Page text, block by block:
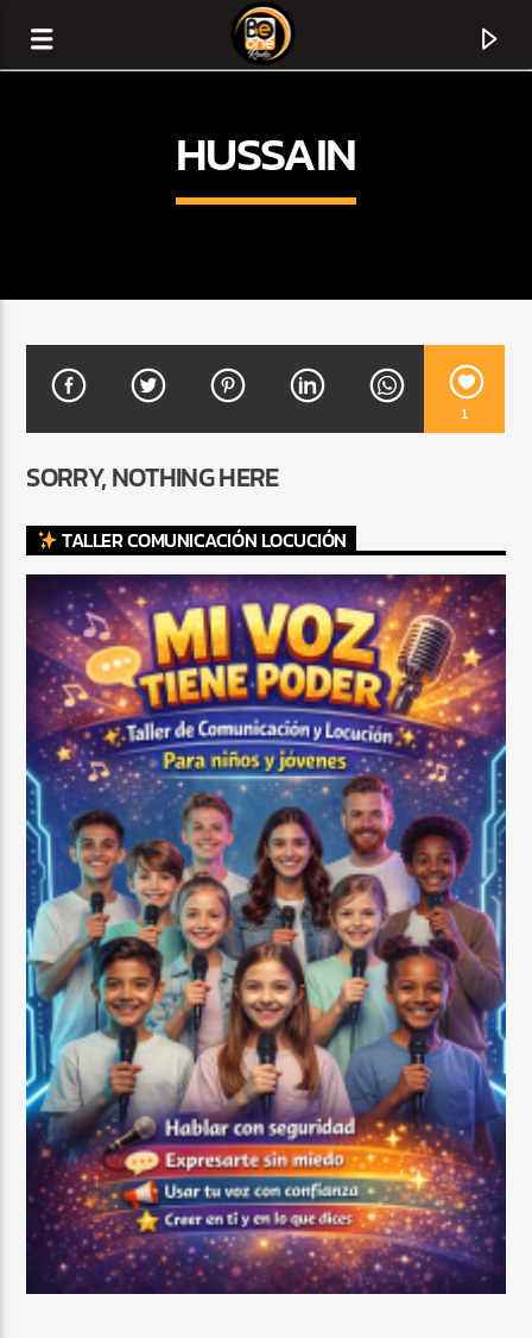
TITLE
CURRENT SHOW
TROPICAL RELAJADO
3:00 AM 6:00 AM
Beone Radio
HUSSAIN
1
SORRY, NOTHING HERE
TALLER COMUNICACIÓN LOCUCIÓN